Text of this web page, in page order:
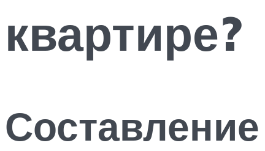
квартире?